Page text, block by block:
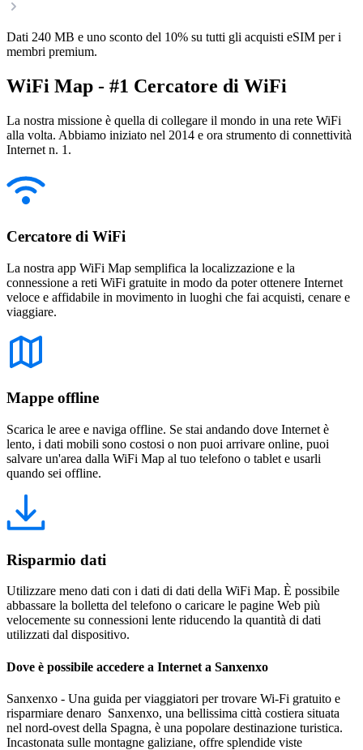
Dati 240 MB e uno sconto del 10% su tutti gli acquisti eSIM per i
membri premium.
WiFi Map - #1 Cercatore di WiFi
La nostra missione è quella di collegare il mondo in una rete WiFi
alla volta. Abbiamo iniziato nel 2014 e ora strumento di connettività
Internet n. 1.
Cercatore di WiFi
La nostra app WiFi Map semplifica la localizzazione e la
connessione a reti WiFi gratuite in modo da poter ottenere Internet
veloce e affidabile in movimento in luoghi che fai acquisti, cenare e
viaggiare.
Mappe offline
Scarica le aree e naviga offline. Se stai andando dove Internet è
lento, i dati mobili sono costosi o non puoi arrivare online, puoi
salvare un'area dalla WiFi Map al tuo telefono o tablet e usarli
quando sei offline.
Risparmio dati
Utilizzare meno dati con i dati di dati della WiFi Map. È possibile
abbassare la bolletta del telefono o caricare le pagine Web più
velocemente su connessioni lente riducendo la quantità di dati
utilizzati dal dispositivo.
Dove è possibile accedere a Internet a Sanxenxo
Sanxenxo - Una guida per viaggiatori per trovare Wi-Fi gratuito e
risparmiare denaro Sanxenxo, una bellissima città costiera situata
nel nord-ovest della Spagna, è una popolare destinazione turistica.
Incastonata sulle montagne galiziane, offre splendide viste